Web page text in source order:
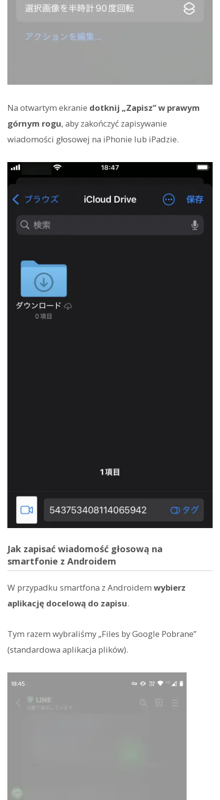
Na otwartym ekranie dotknij „Zapisz” w prawym
górnym rogu, aby zakończyć zapisywanie
wiadomości głosowej na iPhonie lub iPadzie.
Jak zapisać wiadomość głosową na
smartfonie z Androidem
W przypadku smartfona z Androidem wybierz
aplikację docelową do zapisu.
Tym razem wybraliśmy „Files by Google Pobrane”
(standardowa aplikacja plików).